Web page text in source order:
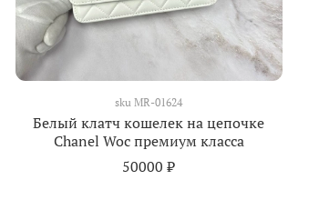
skuMR-01624
Белый клатч кошелек на цепочке
Chanel Woc премиум класса
50000 ₽